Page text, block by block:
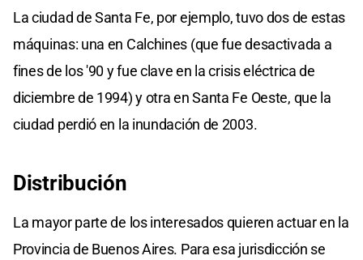
La ciudad de Santa Fe, por ejemplo, tuvo dos de estas
máquinas: una en Calchines (que fue desactivada a
fines de los '90 y fue clave en la crisis eléctrica de
diciembre de 1994) y otra en Santa Fe Oeste, que la
ciudad perdió en la inundación de 2003.
Distribución
La mayor parte de los interesados quieren actuar en la
Provincia de Buenos Aires. Para esa jurisdicción se